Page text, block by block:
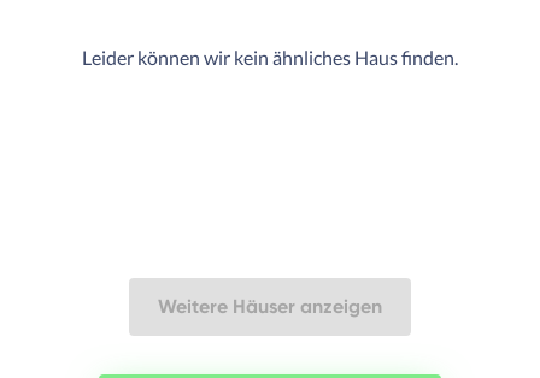
Leider können wir kein ähnliches Haus finden.
Weitere Häuser anzeigen